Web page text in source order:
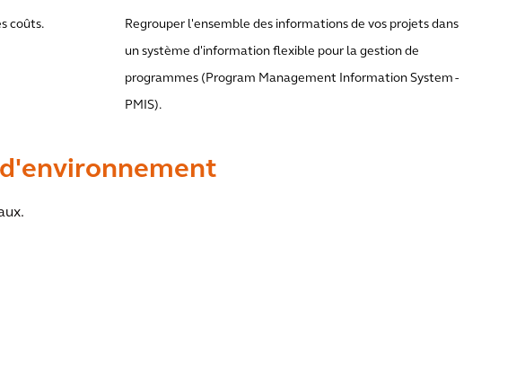
coûts.
Regrouper l'ensemble des informations de vos projets dans
un système d'information flexible pour la gestion de
programmes (Program Management Information System -
PMIS).